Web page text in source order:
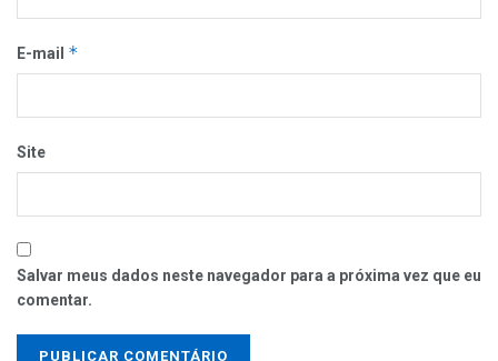
E-mail *
Site
Salvar meus dados neste navegador para a próxima vez que eu
comentar.